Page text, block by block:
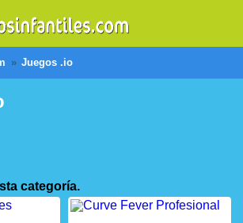
Juegos .io
categoría.